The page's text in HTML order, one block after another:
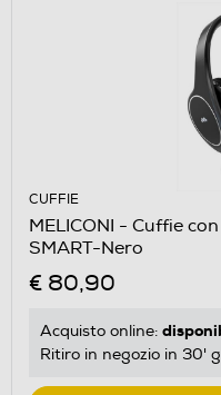
CUFFIE
MELICONI - Cuffie
SMART-Nero
€ 80,90
Acquisto online:
Ritiro in negozio in 30'